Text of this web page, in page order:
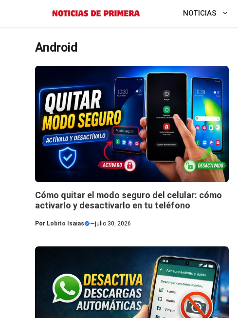
al
contenido
NOTICIAS
Android
Cómo quitar el modo seguro del celular: cómo
activarlo y desactivarlo en tu teléfono
Por Lobito Isaias —julio 30, 2026